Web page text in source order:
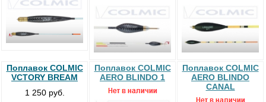
Поплавок COLMIC
VCTORY BREAM
1 250 руб.
Поплавок COLMIC
AERO BLINDO 1
Поплавок COLMIC
AERO BLINDO
CANAL